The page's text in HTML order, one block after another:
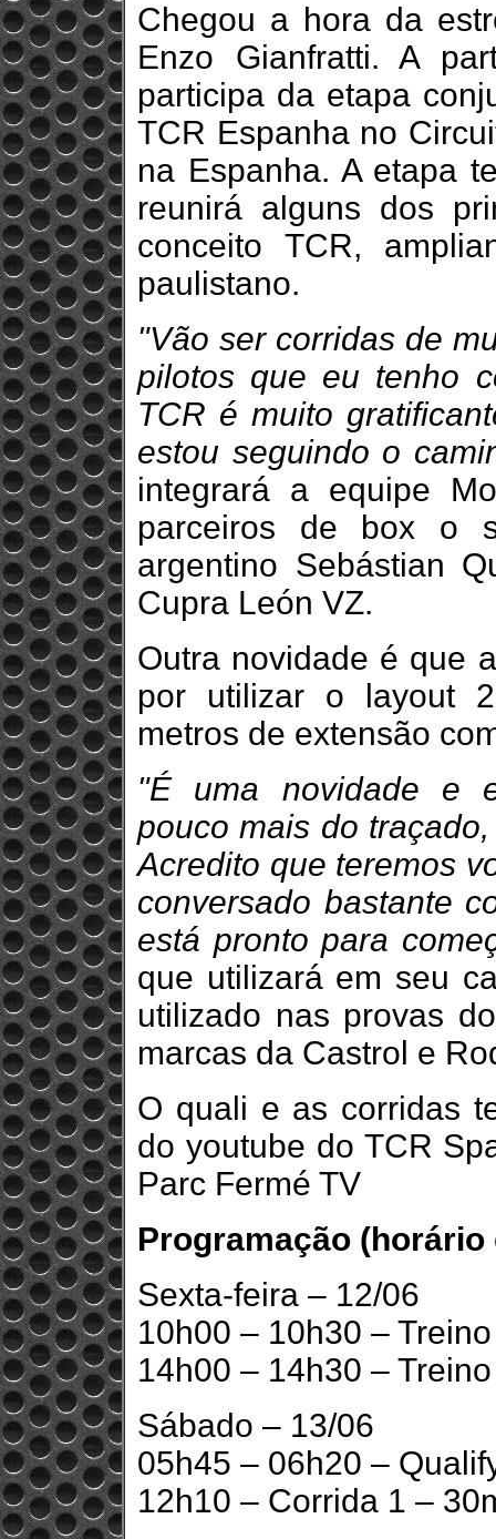
Chegou a hora da
Enzo Gianfratti. A
participa da etapa
TCR Espanha no
na Espanha. A etapa
reunirá alguns dos
conceito TCR,
paulistano.
"Vão ser corridas de
pilotos que eu tenho
TCR é muito
estou seguindo o
integrará a equipe
parceiros de box o
argentino Sebástian
Cupra León VZ.
Outra novidade é que
por utilizar o layout
metros de extensão
"É uma novidade e
pouco mais do
Acredito que teremos
conversado bastante
está pronto para
que utilizará em seu
utilizado nas provas
marcas da Castrol e
O quali e as corridas
do youtube do TCR
Parc Fermé TV
Programação
Sexta-feira – 12/06
10h00 – 10h30 –
14h00 – 14h30 –
Sábado – 13/06
05h45 – 06h20 –
12h10 – Corrida 1 –